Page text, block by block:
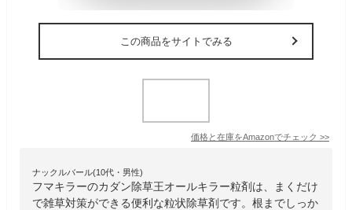
この商品をサイトでみる
価格と在庫をAmazonでチェック >>
ナックルバール(10代・男性)
フマキラーのカダン除草王オールキラー粒剤は、まくだけ
で雑草対策ができる便利な粒状除草剤です。根までしっか